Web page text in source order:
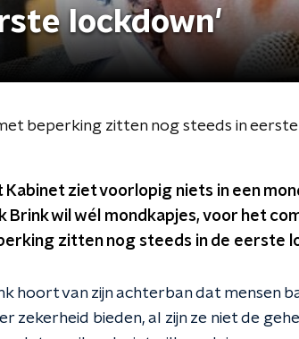
lockdown'
beperking zitten nog steeds in
Kabinet ziet voorlopig niets in een
Brink wil wél mondkapjes, voor het
zitten nog steeds in de eerste
hoort van zijn achterban dat mensen
zekerheid bieden, al zijn ze niet de